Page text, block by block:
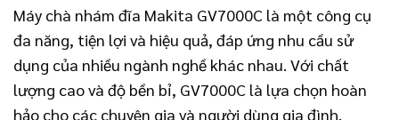
Máy chà nhám đĩa Makita GV7000C là một công cụ
đa năng, tiện lợi và hiệu quả, đáp ứng nhu cầu sử
dụng của nhiều ngành nghề khác nhau. Với chất
lượng cao và độ bền bỉ, GV7000C là lựa chọn hoàn
hảo cho các chuyên gia và người dùng gia đình.